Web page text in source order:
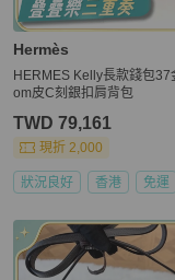
Hermès
HERMES Kelly長款錢包37
om皮C刻銀扣肩背包
TWD 79,161
現折 2,000
狀況良好 香港 免運